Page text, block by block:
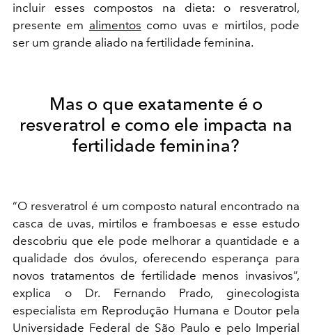
incluir esses compostos na dieta: o resveratrol,
presente em alimentos como uvas e mirtilos, pode
ser um grande aliado na fertilidade feminina.
Mas o que exatamente é o
resveratrol e como ele impacta na
fertilidade feminina?
“O resveratrol é um composto natural encontrado na
casca de uvas, mirtilos e framboesas e esse estudo
descobriu que ele pode melhorar a quantidade e a
qualidade dos óvulos, oferecendo esperança para
novos tratamentos de fertilidade menos invasivos”,
explica o Dr. Fernando Prado, ginecologista
especialista em Reprodução Humana e Doutor pela
Universidade Federal de São Paulo e pelo Imperial